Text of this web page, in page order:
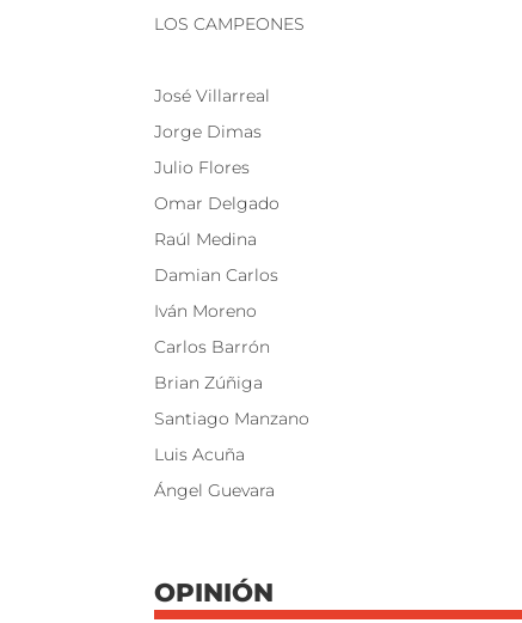
LOS CAMPEONES
José Villarreal
Jorge Dimas
Julio Flores
Omar Delgado
Raúl Medina
Damian Carlos
Iván Moreno
Carlos Barrón
Brian Zúñiga
Santiago Manzano
Luis Acuña
Ángel Guevara
OPINIÓN